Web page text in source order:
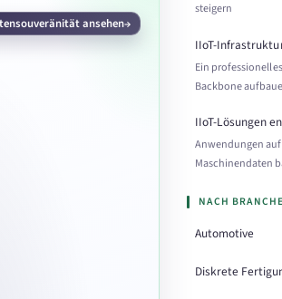
ansehen
steigern
IIoT-
Ein
Backbone
IIoT-Lösungen
Anwendungen auf
Maschinendaten
NACH
Automotive
Diskrete